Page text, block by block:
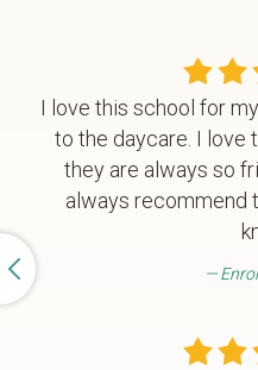
I love this school for
to the daycare. I love
they are always so
always recommend